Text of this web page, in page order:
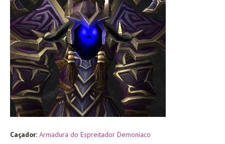
Caçador: Armadura do Espreitador Demoníaco